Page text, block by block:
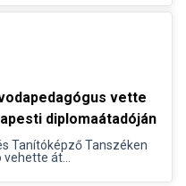
vette
diplomaátadóján
Tanítóképző Tanszéken
át...